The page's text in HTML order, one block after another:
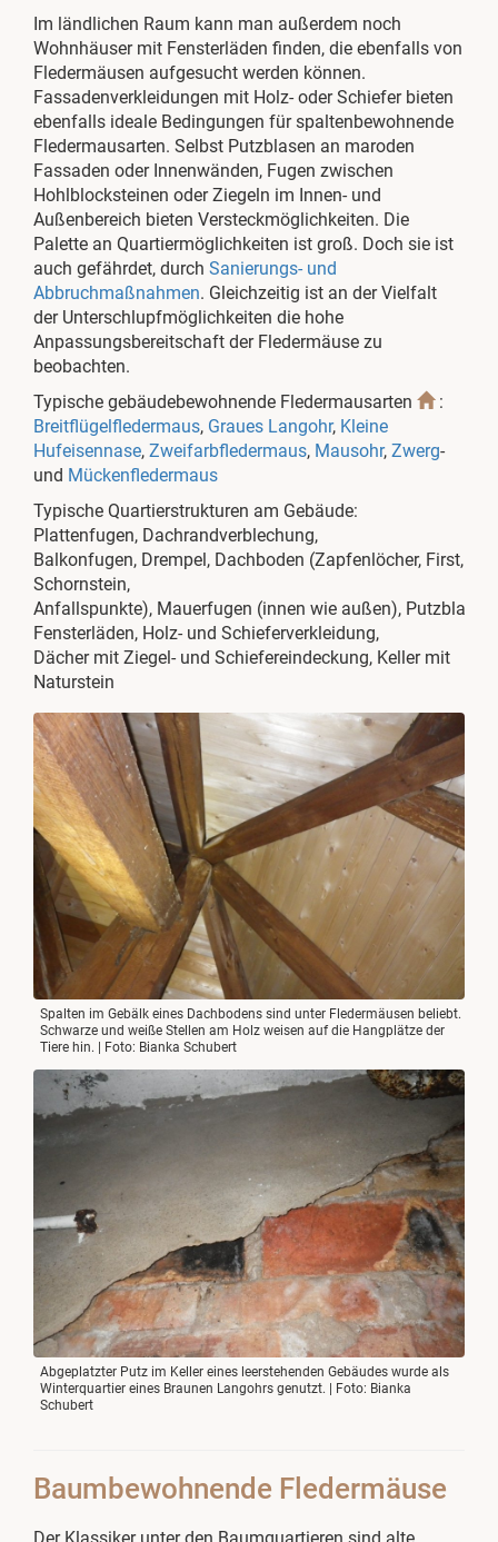
Im ländlichen Raum kann man außerdem noch
Wohnhäuser mit Fensterläden finden, die ebenfalls von
Fledermäusen aufgesucht werden können.
Fassadenverkleidungen mit Holz- oder Schiefer bieten
ebenfalls ideale Bedingungen für spaltenbewohnende
Fledermausarten. Selbst Putzblasen an maroden
Fassaden oder Innenwänden, Fugen zwischen
Hohlblocksteinen oder Ziegeln im Innen- und
Außenbereich bieten Versteckmöglichkeiten. Die
Palette an Quartiermöglichkeiten ist groß. Doch sie ist
auch gefährdet, durch Sanierungs- und
Abbruchmaßnahmen. Gleichzeitig ist an der Vielfalt
der Unterschlupfmöglichkeiten die hohe
Anpassungsbereitschaft der Fledermäuse zu
beobachten.
Typische gebäudebewohnende Fledermausarten
:
Breitflügelfledermaus, Graues Langohr, Kleine
Hufeisennase, Zweifarbfledermaus, Mausohr, Zwerg-
und Mückenfledermaus
Typische Quartierstrukturen am Gebäude:
Plattenfugen, Dachrandverblechung,
Balkonfugen, Drempel, Dachboden (Zapfenlöcher, First,
Schornstein,
Anfallspunkte), Mauerfugen (innen wie außen), Putzblasen,
Fensterläden, Holz- und Schieferverkleidung,
Dächer mit Ziegel- und Schiefereindeckung, Keller mit
Naturstein
Spalten im Gebälk eines Dachbodens sind unter Fledermäusen beliebt.
Schwarze und weiße Stellen am Holz weisen auf die Hangplätze der
Tiere hin. | Foto: Bianka Schubert
Abgeplatzter Putz im Keller eines leerstehenden Gebäudes wurde als
Winterquartier eines Braunen Langohrs genutzt. | Foto: Bianka
Schubert
Baumbewohnende Fledermäuse